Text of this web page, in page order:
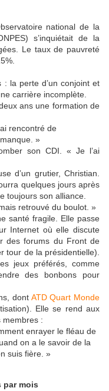
national de la
s’inquiétait de la
Le taux de pauvreté
: la perte d’un conjoint et
carrière incomplète.
ans une formation de
rencontré de
»
son CDI. « Je l’ai
d’un grutier, Christian.
quelques jours après
toujours son alliance.
retrouvé du boulot. »
santé fragile. Elle passe
Internet où elle discute
des forums du Front de
tour de la présidentielle).
jeux préférés, comme
des bonbons pour
dont ATD Quart Monde
Elle se rend aux
membres :
enrayer le fléau de
on a le savoir de la
suis fière. »
par mois